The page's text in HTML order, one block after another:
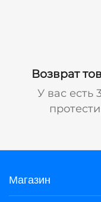
Возврат
У вас есть
Магазин